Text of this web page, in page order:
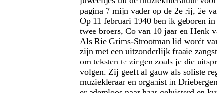
pagina 7 mijn vader op de 2e rij, 2e
Op 11 februari 1940 ben ik geboren
twee broers, Co van 10 jaar en Henk
Als Rie Grims-Strootman lid wordt
zijn met een uitzonderlijk fraaie
om teksten te zingen zoals je die
volgen. Zij geeft al gauw als soliste
muziekleraar en organist in